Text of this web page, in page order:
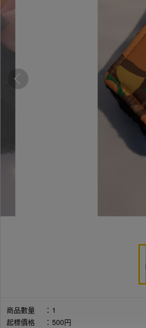
商品數量 ： 1
起標價格
： 500円